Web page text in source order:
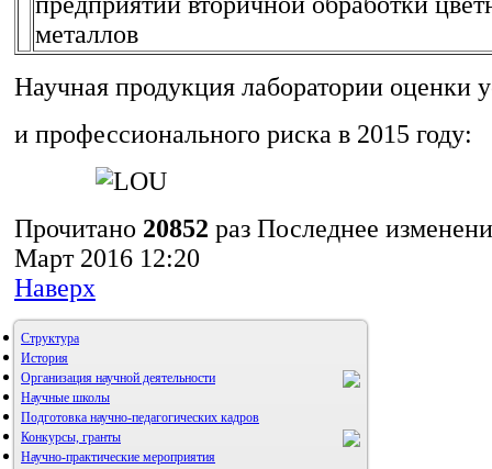
металлов
Научная продукция лаборатории оценки
и профессионального риска в 2015 году:
Прочитано 20852 раз Последнее
Март 2016 12:20
Наверх
Структура
История
Организация научной деятельности
Научные школы
Подготовка научно-педагогических кадров
Конкурсы, гранты
Научно-практические мероприятия